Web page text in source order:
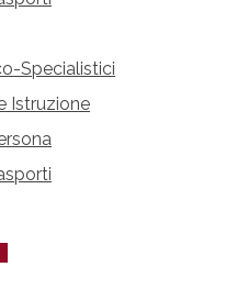
Specialistici
Istruzione